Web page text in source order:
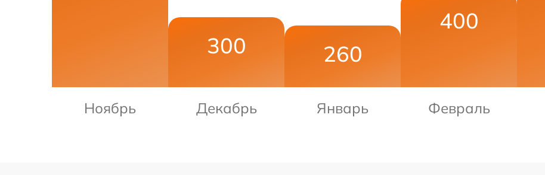
Ноябрь
300
Декабрь
260
Январь
400
Февраль